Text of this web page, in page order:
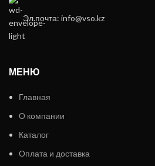
Эл.почта: info@vso.kz
МЕНЮ
Главная
О компании
Каталог
Оплата и доставка